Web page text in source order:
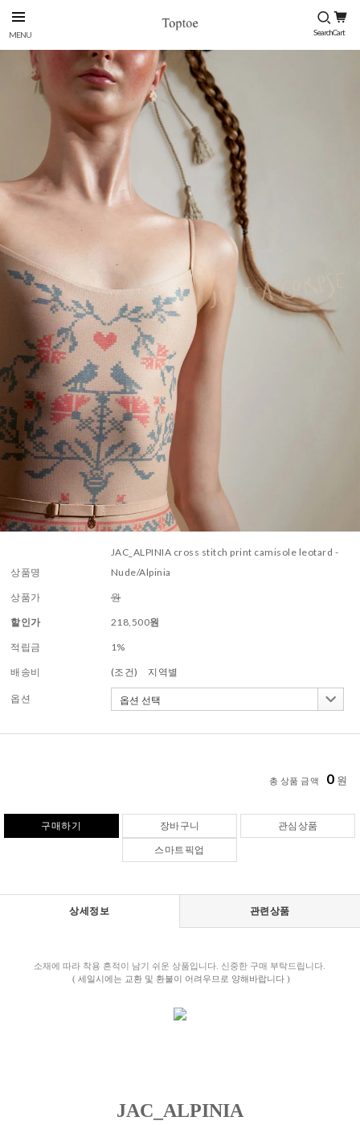
상품명
JAC_ALPINIA cross stitch print camisole leotard -
Nude/Alpinia
상품가 원
할인가 218,500원
적립금 1%
배송비 (조건) 지역별
옵션
총 상품 금액 0 원
구매하기 장바구니
관심상품
스마트픽업
상세정보 관련상품
소재에 따라 착용 흔적이 남기 쉬운 상품입니다. 신중한 구매 부탁드립니다.
( 세일시에는 교환 및 환불이 어려우므로 양해바랍니다 )
JAC_ALPINIA